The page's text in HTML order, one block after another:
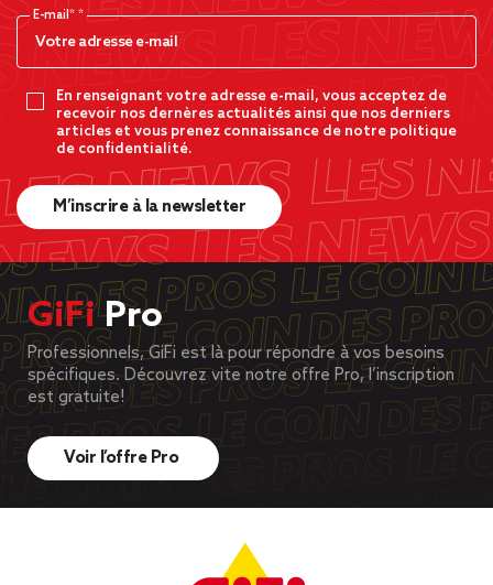
E-mail*
En renseignant votre adresse e-mail, vous acceptez de
recevoir nos dernères actualités ainsi que nos derniers
articles et vous prenez connaissance de notre politique
de confidentialité.
M’inscrire à la newsletter
GiFiPro
Professionnels, GiFi est là pour répondre à vos besoins
spécifiques. Découvrez vite notre offre Pro, l’inscription
est gratuite!
Voir l’offre Pro